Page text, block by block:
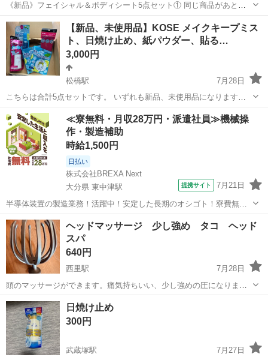
《新品》フェイシャル＆ボディシート5点セット① 同じ商品があと、2
点あります！！ アミューズメントにて 獲得時の割れ、 パッケージに
破損等があるかもしれません。 ご理解いただける方のみお願い致しま
す。 お取引のお日にち...
熊本 熊本市 藤崎宮前駅 ボディケア
【新品、未使用品】KOSE メイクキープミス
ト、日焼け止め、紙パウダー、貼る…
3,000円
松橋駅
7月28日
こちらは合計5点セットです。 いずれも新品、未使用品になります。
コーセー メイクキープ オイルブロック 紙パウダー 50枚入 お直し用紙
パウダー✖️1 コーセー メイク キープ ミスト EX + 超COOL 80mL ...
熊本 宇城市 松橋駅 メイクアップ
≪寮無料・月収28万円・派遣社員≫機械操
作・製造補助
時給1,500円
日払い
株式会社BREXA Next
大分県 東中津駅
提携サイト 7月21日
半導体装置の製造業務！活躍中！安定した長期のオシゴト！寮費無料
★赴任旅費会社負担◎20代～40代の男性活躍中★未経験活躍中！高時
給1,500円！《大分県中津市》 人気の工場のお仕事 ◇半導体装置内部
のシート製造◇ ＊クリー...
大分 中津市 東中津駅
ヘッドマッサージ 少し強め タコ ヘッド
スパ
640円
西里駅
7月28日
頭のマッサージができます。痛気持ちいい、少し強めの圧になりま
す。
熊本 熊本市 西里駅
日焼け止め
300円
武蔵塚駅
7月27日